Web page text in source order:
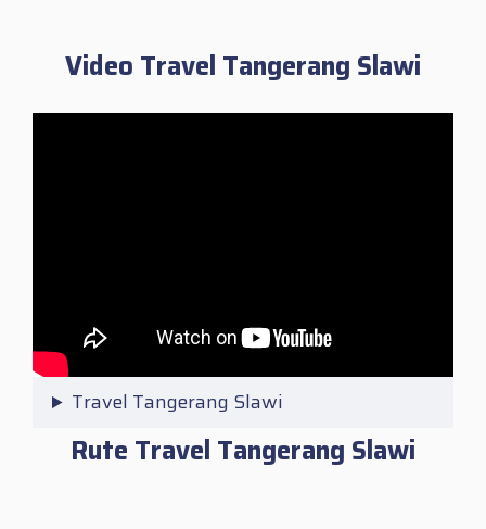
Video Travel Tangerang Slawi
Travel Tangerang Slawi
Rute Travel Tangerang Slawi